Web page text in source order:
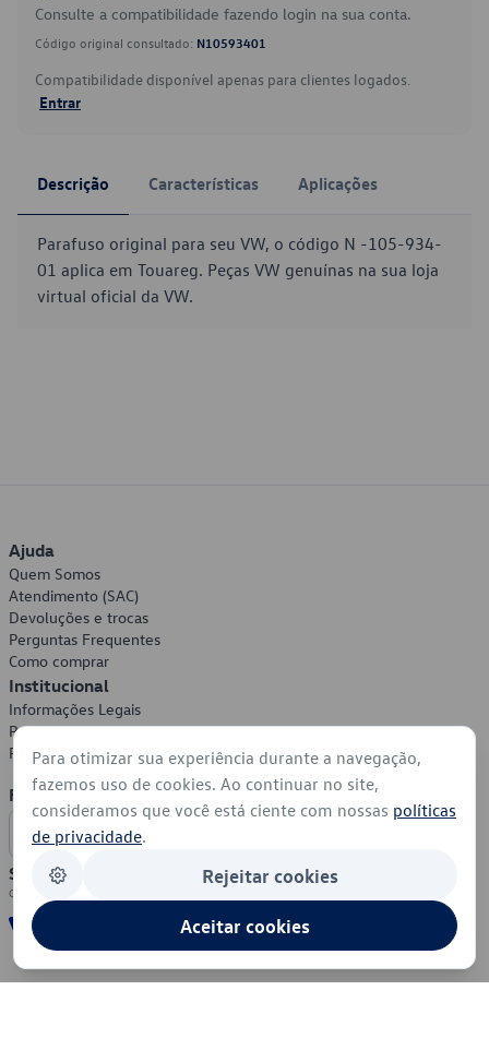
Consulte a compatibilidade fazendo login na sua conta.
Código original consultado: N10593401
Compatibilidade disponível apenas para clientes logados.
Entrar
Descrição Características Aplicações
Parafuso original para seu VW, o código N -105-934-
01 aplica em Touareg. Peças VW genuínas na sua loja
virtual oficial da VW.
Ajuda
Quem Somos
Atendimento (SAC)
Devoluções e trocas
Perguntas Frequentes
Como comprar
Institucional
Informações Legais
Política de Privacidade
Política de Cookies
Formas de Pagamento
Segurança
Para otimizar sua experiência durante a navegação,
fazemos uso de cookies. Ao continuar no site,
consideramos que você está ciente com nossas políticas
de privacidade.
Rejeitar cookies
Aceitar cookies